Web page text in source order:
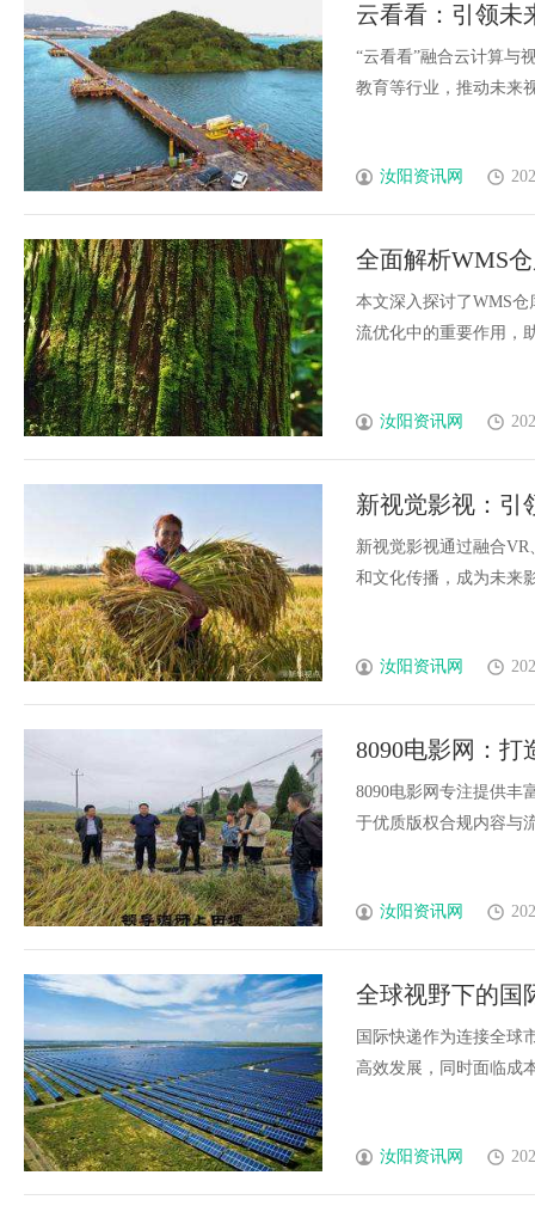
云看看：引领未
“云看看”融合云计算与
教育等行业，推动未来
汝阳资讯网
全面解析WMS
本文深入探讨了WMS
流优化中的重要作用，
汝阳资讯网
新视觉影视：引
新视觉影视通过融合
和文化传播，成为未来
汝阳资讯网
8090电影网：打
8090电影网专注提供丰
于优质版权合规内容与
汝阳资讯网
全球视野下的国
国际快递作为连接全球
高效发展，同时面临成
汝阳资讯网